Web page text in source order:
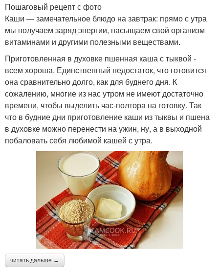
Пошаговый рецепт с фото
Каши — замечательное блюдо на завтрак: прямо с утра
мы получаем заряд энергии, насыщаем свой организм
витаминами и другими полезными веществами.
Приготовленная в духовке пшенная каша с тыквой -
всем хороша. Единственный недостаток, что готовится
она сравнительно долго, как для буднего дня. К
сожалению, многие из нас утром не имеют достаточно
времени, чтобы выделить час-полтора на готовку. Так
что в будние дни приготовление каши из тыквы и пшена
в духовке можно перенести на ужин, ну, а в выходной
побаловать себя любимой кашей с утра.
читать дальше →